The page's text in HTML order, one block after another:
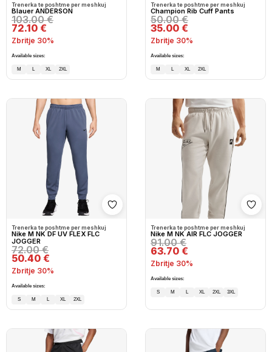
Trenerka te poshtme per meshkuj
Blauer ANDERSON
103.00 €
72.10 €
Zbritje 30%
Available sizes:
M L XL 2XL
Trenerka te poshtme per meshkuj
Champion Rib Cuff Pants
50.00 €
35.00 €
Zbritje 30%
Available sizes:
M L XL 2XL
Shto në wishlist
Trenerka te poshtme per meshkuj
Nike M NK DF UV FLEX FLC
JOGGER
72.00 €
50.40 €
Zbritje 30%
Available sizes:
S M L XL 2XL
Trenerka te poshtme per meshkuj
Nike M NK AIR FLC JOGGER
91.00 €
63.70 €
Zbritje 30%
Available sizes:
S M L XL 2XL 3XL